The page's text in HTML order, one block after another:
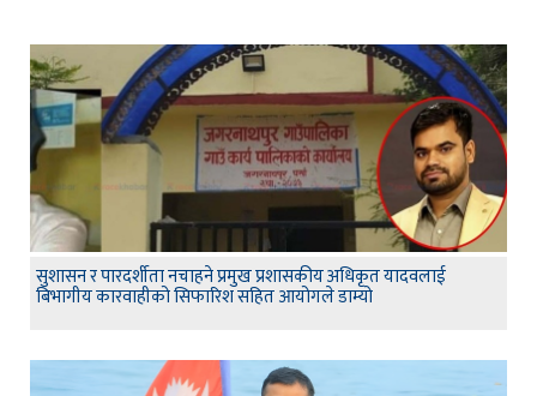
सुशासन र पारदर्शीता नचाहने प्रमुख प्रशासकीय अधिकृत यादवलाई
बिभागीय कारवाहीको सिफारिश सहित आयोगले डाम्यो